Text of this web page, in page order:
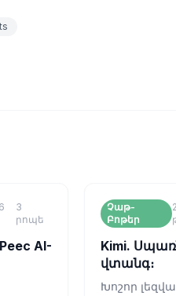
3
րոպե
AI-
Չաթ-
Բոթեր
Kimi.
վտանգ։
Խոշոր